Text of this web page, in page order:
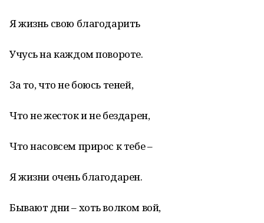
Я жизнь свою благодарить
Учусь на каждом повороте.
За то, что не боюсь теней,
Что не жесток и не бездарен,
Что насовсем прирос к тебе –
Я жизни очень благодарен.
Бывают дни – хоть волком вой,